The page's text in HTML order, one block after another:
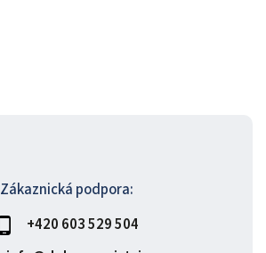
Zákaznická podpora:
+420 603 529 504